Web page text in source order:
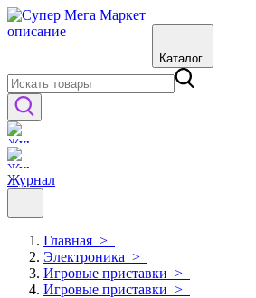
Каталог
Журнал
Главная >
Электроника >
Игровые приставки >
Игровые приставки >